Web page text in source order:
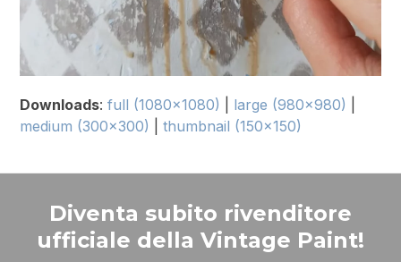
Downloads:full (1080x1080) large (980x980)
medium (300x300)
|thumbnail (150x150)
Diventa subito rivenditore
ufficiale della Vintage Paint!